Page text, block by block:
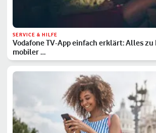
SERVICE & HILFE
Vodafone TV-App einfach erklärt: Alles
mobiler …